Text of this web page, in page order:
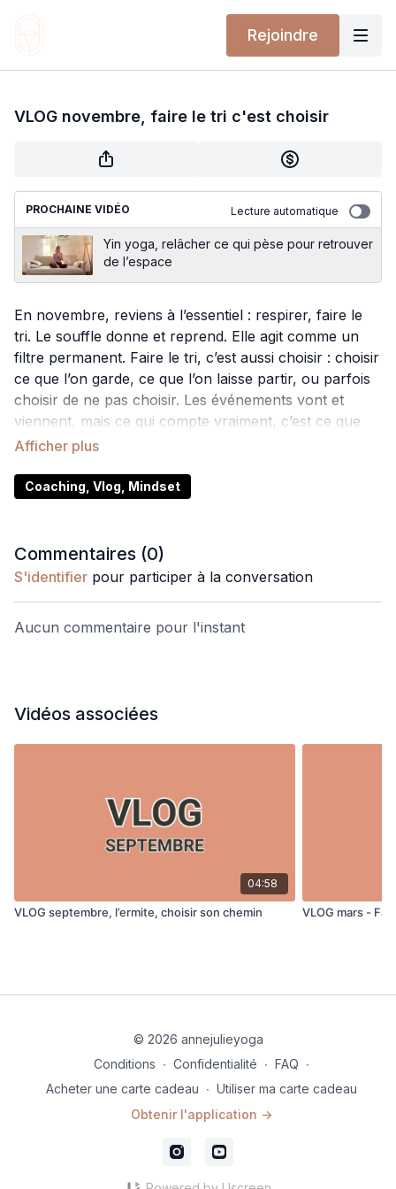
Rejoindre
VLOG novembre, faire le tri c'est choisir
PROCHAINE VIDÉO Lecture automatique
Yin yoga, relâcher ce qui pèse pour retrouver
de l’espace
En novembre, reviens à l’essentiel : respirer, faire le
tri. Le souffle donne et reprend. Elle agit comme un
filtre permanent. Faire le tri, c’est aussi choisir : choisir
ce que l’on garde, ce que l’on laisse partir, ou parfois
choisir de ne pas choisir. Les événements vont et
viennent, mais ce qui compte vraiment, c’est ce que
l’on choisit de garder ou d'enlever.
Coaching, Vlog, Mindset
Commentaires (0)
S'identifier pour participer à la conversation
Aucun commentaire pour l'instant
Vidéos associées
04:58
VLOG septembre, l’ermite, choisir son chemin VLOG mars -
© 2026 annejulieyoga
Conditions ∙ Confidentialité ∙ FAQ ∙
Acheter une carte cadeau ∙ Utiliser ma carte cadeau
Obtenir l'application ->